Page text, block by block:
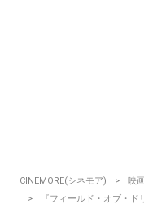
CINEMORE(シネモア) 映画
『フィールド・オブ・